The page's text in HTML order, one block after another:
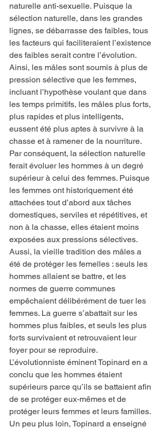
naturelle anti-sexuelle. Puisque la
sélection naturelle, dans les grandes
lignes, se débarrasse des faibles, tous
les facteurs qui faciliteraient l’existence
des faibles serait contre l’évolution.
Ainsi, les mâles sont soumis à plus de
pression sélective que les femmes,
incluant l’hypothèse voulant que dans
les temps primitifs, les mâles plus forts,
plus rapides et plus intelligents,
eussent été plus aptes à survivre à la
chasse et à ramener de la nourriture.
Par conséquent, la sélection naturelle
ferait évoluer les hommes à un degré
supérieur à celui des femmes. Puisque
les femmes ont historiquement été
attachées tout d’abord aux tâches
domestiques, serviles et répétitives, et
non à la chasse, elles étaient moins
exposées aux pressions sélectives.
Aussi, la vieille tradition des mâles a
été de protéger les femelles : seuls les
hommes allaient se battre, et les
normes de guerre communes
empêchaient délibérément de tuer les
femmes. La guerre s’abattait sur les
hommes plus faibles, et seuls les plus
forts survivaient et retrouvaient leur
foyer pour se reproduire.
L’évolutionniste éminent Topinard en a
conclu que les hommes étaient
supérieurs parce qu’ils se battaient afin
de se protéger eux-mêmes et de
protéger leurs femmes et leurs familles.
Un peu plus loin, Topinard a enseigné